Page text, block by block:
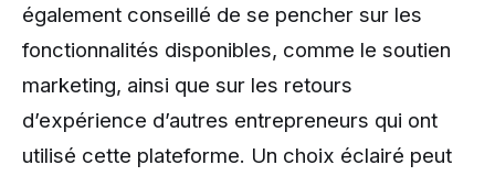
également conseillé de se pencher sur les
fonctionnalités disponibles, comme le soutien
marketing, ainsi que sur les retours
d’expérience d’autres entrepreneurs qui ont
utilisé cette plateforme. Un choix éclairé peut